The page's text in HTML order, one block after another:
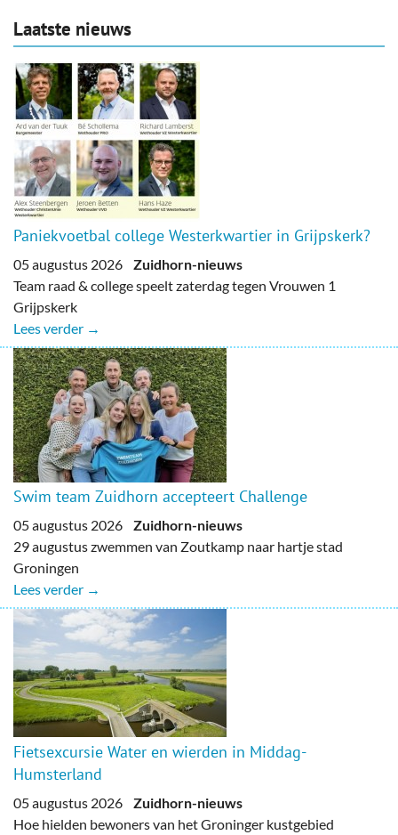
Laatste nieuws
Paniekvoetbal college Westerkwartier in Grijpskerk?
05 augustus 2026 Zuidhorn-nieuws
Team raad & college speelt zaterdag tegen Vrouwen 1
Grijpskerk
Lees verder →
Swim team Zuidhorn accepteert Challenge
05 augustus 2026 Zuidhorn-nieuws
29 augustus zwemmen van Zoutkamp naar hartje stad
Groningen
Lees verder →
Fietsexcursie Water en wierden in Middag-
Humsterland
05 augustus 2026 Zuidhorn-nieuws
Hoe hielden bewoners van het Groninger kustgebied